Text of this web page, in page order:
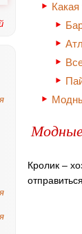
Какая
Кролик –